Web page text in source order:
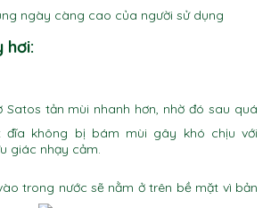
ngày càng cao của người sử dụng
hơi:
Satos tản mùi nhanh hơn, nhờ đó sau quá
đĩa không bị bám mùi gây khó chịu với
giác nhạy cảm.
trong nước sẽ nằm ở trên bề mặt vì bản